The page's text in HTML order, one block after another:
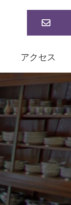
アクセス